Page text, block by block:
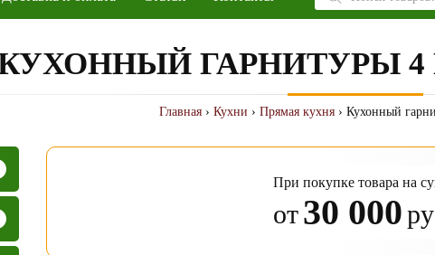
товаров
ГАРНИТУРЫ
Главная › Кухни › Прямая кухня › Кухонный
При покупке товара на
от30 000